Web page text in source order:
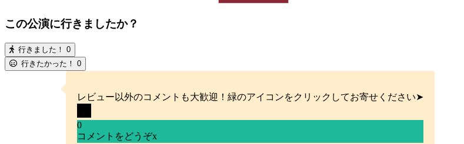
この公演に行きましたか？
行きました！ 0
行きたかった！ 0
レビュー以外のコメントも大歓迎！緑のアイコンをクリックしてお寄せください➤
0
コメントをどうぞx